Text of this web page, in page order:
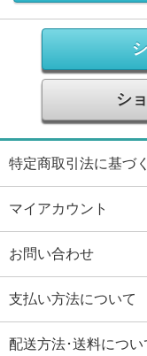
シ
特定商取引法に基づ
マイアカウント
お問い合わせ
支払い方法について
配送方法･送料につい